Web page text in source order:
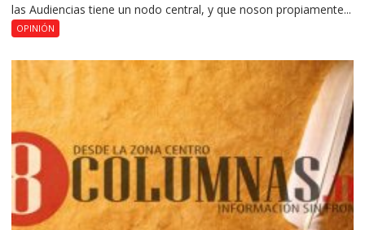
las Audiencias tiene un nodo central, y que noson propiamente...
OPINIÓN